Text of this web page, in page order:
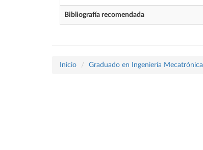
Bibliografía recomendada
Inicio Graduado en Ingeniería Mecatrónica